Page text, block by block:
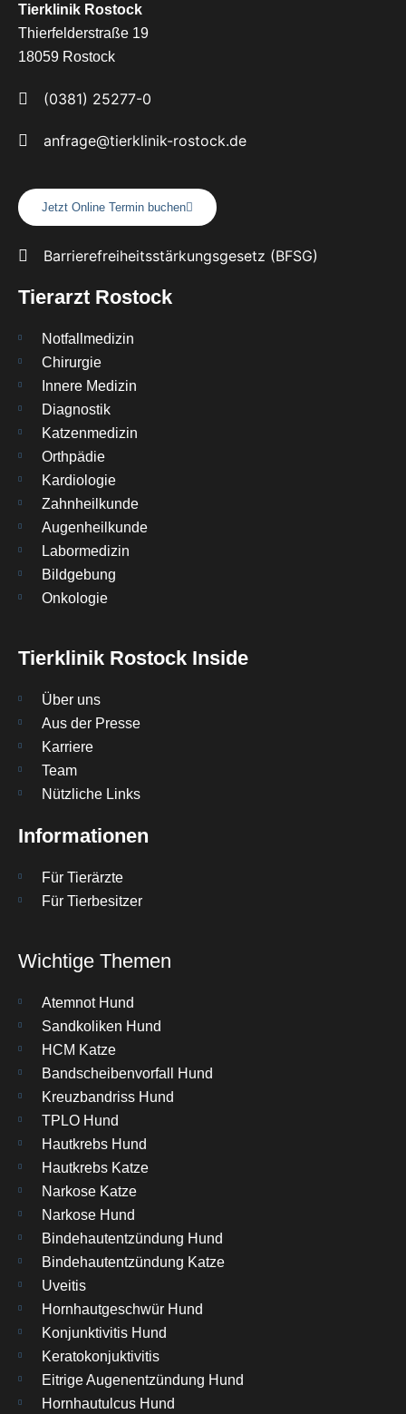
Tierklinik Rostock
Thierfelderstraße 19
18059 Rostock
(0381) 25277-0
anfrage@tierklinik-rostock.de
Jetzt Online Termin buchen
Barrierefreiheitsstärkungsgesetz (BFSG)
Tierarzt Rostock
Notfallmedizin
Chirurgie
Innere Medizin
Diagnostik
Katzenmedizin
Orthpädie
Kardiologie
Zahnheilkunde
Augenheilkunde
Labormedizin
Bildgebung
Onkologie
Tierklinik Rostock Inside
Über uns
Aus der Presse
Karriere
Team
Nützliche Links
Informationen
Für Tierärzte
Für Tierbesitzer
Wichtige Themen
Atemnot Hund
Sandkoliken Hund
HCM Katze
Bandscheibenvorfall Hund
Kreuzbandriss Hund
TPLO Hund
Hautkrebs Hund
Hautkrebs Katze
Narkose Katze
Narkose Hund
Bindehautentzündung Hund
Bindehautentzündung Katze
Uveitis
Hornhautgeschwür Hund
Konjunktivitis Hund
Keratokonjuktivitis
Eitrige Augenentzündung Hund
Hornhautulcus Hund